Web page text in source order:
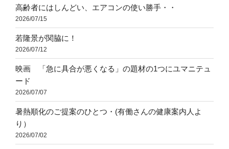
高齢者にはしんどい、エアコンの使い勝手・・
2026/07/15
若隆景が関脇に！
2026/07/12
映画 「急に具合が悪くなる」の題材の1つにユマニテュ
ード
2026/07/07
暑熱順化のご提案のひとつ・(有働さんの健康案内人よ
り）
2026/07/02